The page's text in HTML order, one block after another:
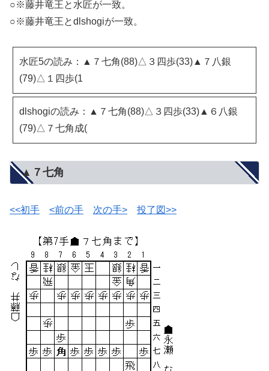
○※藤井竜王と水匠が一致。
○※藤井竜王とdlshogiが一致。
水匠5の読み：▲７七角(88)△３四歩(33)▲７八銀
(79)△１四歩(1
dlshogiの読み：▲７七角(88)△３四歩(33)▲６八銀
(79)△７七角成(
▲７七角
<<初手 <前の手 次の手> 投了図>>